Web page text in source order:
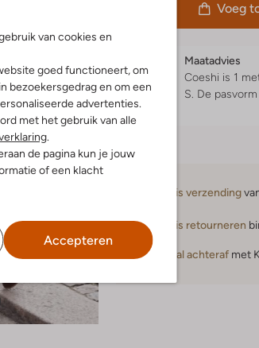
van cookies en
goed functioneert, om
bezoekersgedrag en om een
advertenties.
met het gebruik van alle
.
de pagina kun je jouw
of een klacht
Accepteren
Voeg
Maatadvies
Coeshi is 1
S. De
Gratis verzending
Gratis retourneren
Betaal achteraf met